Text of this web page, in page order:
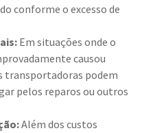
conforme o excesso de
Em situações onde o
causou
transportadoras podem
pelos reparos ou outros
Além dos custos